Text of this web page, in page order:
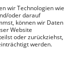
wir Technologien wie
oder darauf
können wir Daten
Website
oder zurückziehst,
werden.